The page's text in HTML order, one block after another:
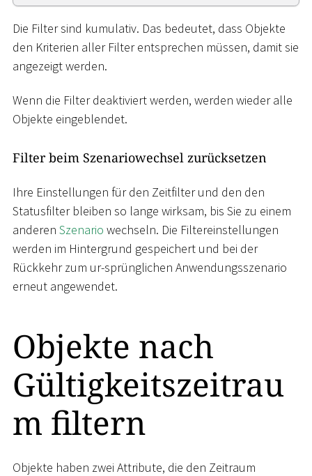
Die Filter sind kumulativ. Das bedeutet, dass Objekte
den Kriterien aller Filter entsprechen müssen, damit sie
angezeigt werden.
Wenn die Filter deaktiviert werden, werden wieder alle
Objekte eingeblendet.
Filter beim Szenariowechsel zurücksetzen
Ihre Einstellungen für den Zeitfilter und den den
Statusfilter bleiben so lange wirksam, bis Sie zu einem
anderen Szenario wechseln. Die Filtereinstellungen
werden im Hintergrund gespeichert und bei der
Rückkehr zum ur-sprünglichen Anwendungsszenario
erneut angewendet.
Objekte nach
Gültigkeitszeitrau
m filtern
Objekte haben zwei Attribute, die den Zeitraum